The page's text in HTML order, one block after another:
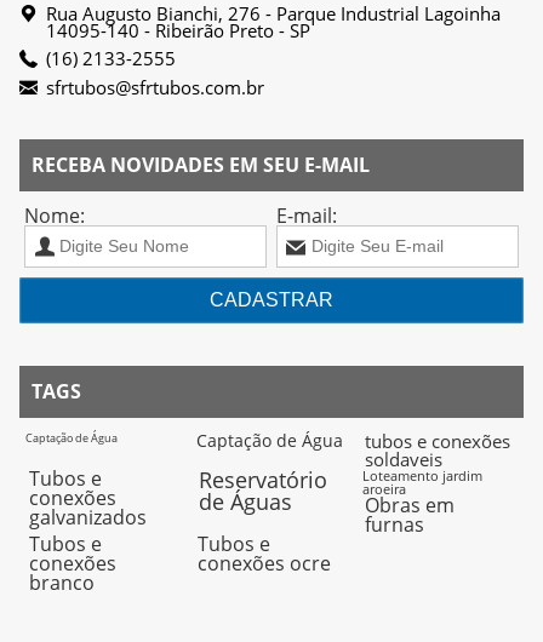
Rua Augusto Bianchi, 276 - Parque Industrial Lagoinha
14095-140 - Ribeirão Preto -SP
(16) 2133-2555
sfrtubos@sfrtubos.com.br
RECEBA NOVIDADES EM SEU E-MAIL
Nome:
E-mail:
TAGS
Captação de Água Captação de Água tubos e conexões
soldaveis
Tubos e
conexões
galvanizados
Reservatório
de Águas
Loteamento jardim
aroeira
Obras em
furnas
Tubos e
conexões
branco
Tubos e
conexões ocre